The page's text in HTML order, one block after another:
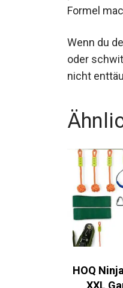
Das Elliot
staubfreie
Disziplinen.
oder
nicht